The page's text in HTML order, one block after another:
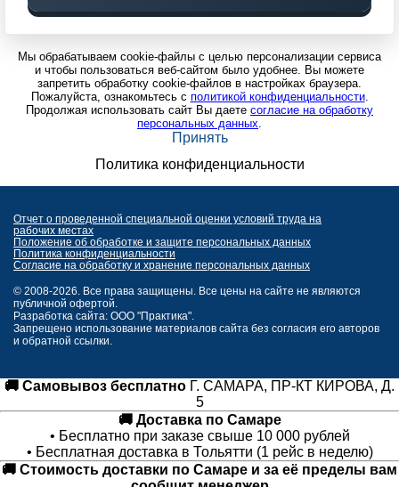
Мы обрабатываем cookie-файлы с целью персонализации сервиса
и чтобы пользоваться веб-сайтом было удобнее. Вы можете
запретить обработку cookie-файлов в настройках браузера.
Пожалуйста, ознакомьтесь с политикой конфиденциальности.
Продолжая использовать сайт Вы даете согласие на обработку
персональных данных.
Принять
Политика конфиденциальности
Отчет о проведенной специальной оценки условий труда на
рабочих местах
Положение об обработке и защите персональных данных
Политика конфиденциальности
Согласие на обработку и хранение персональных данных
© 2008-2026. Все права защищены. Все цены на сайте не являются
публичной офертой.
Разработка сайта: ООО "Практика".
Запрещено использование материалов сайта без согласия его авторов
и обратной ссылки.
🚚 Самовывоз бесплатно Г. САМАРА, ПР-КТ КИРОВА, Д.
5
🚚 Доставка по Самаре
• Бесплатно при заказе свыше 10 000 рублей
• Бесплатная доставка в Тольятти (1 рейс в неделю)
🚚 Стоимость доставки по Самаре и за её пределы вам